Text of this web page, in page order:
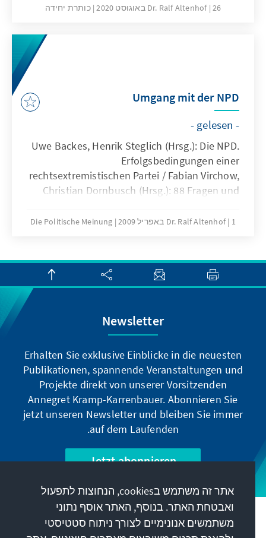
Dr. Ralf Altenhof 26 באוגוסט 2020 כותרת יחידה
Umgang mit der NPD
- gelesen -
Uwe Backes, Henrik Steglich (Hrsg.): Die NPD.
Erfolgsbedingungen einer
rechtsextremistischen Partei / Fabian Virchow,
Christian Dornbusch (Hrsg.): 88 Fragen und
Dr. Ralf Altenhof 1 באפריל 2009 Die Politische Meinung
Newsletter
Erhalten Sie exklusive Einblicke in die neuesten
Publikationen, spannende Veranstaltungen und
Projekte direkt von unserer Vorsitzenden
Annegret Kramp-Karrenbauer. Abonnieren Sie
jetzt unseren Newsletter und bleiben Sie immer
auf dem Laufenden.
Jetzt abonnieren
המשימה שלנו
אתר זה משתמש בcookies, הנחוצות לתפעול
ואבטחת האתר. בנוסף, האתר אוסף נתוני
משתמשים אנונימיים לצורך ניתוח סטטיסטי